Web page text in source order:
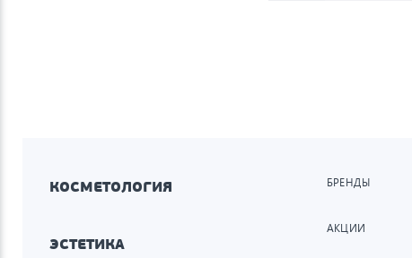
КОСМЕТОЛОГИЯ
ЭСТЕТИКА
БРЕНДЫ
АКЦИИ